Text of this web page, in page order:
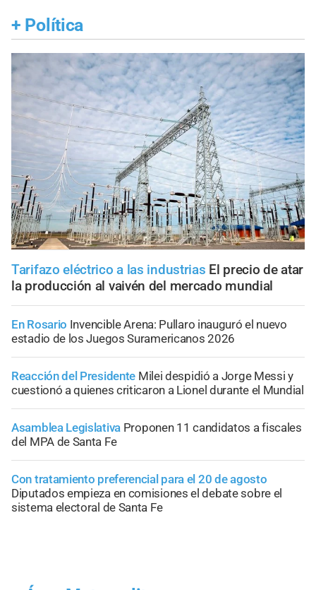
+ Política
Tarifazo eléctrico a las industrias El precio de atar
la producción al vaivén del mercado mundial
En Rosario Invencible Arena: Pullaro inauguró el nuevo
estadio de los Juegos Suramericanos 2026
Reacción del Presidente Milei despidió a Jorge Messi y
cuestionó a quienes criticaron a Lionel durante el Mundial
Asamblea Legislativa Proponen 11 candidatos a fiscales
del MPA de Santa Fe
Con tratamiento preferencial para el 20 de agosto
Diputados empieza en comisiones el debate sobre el
sistema electoral de Santa Fe